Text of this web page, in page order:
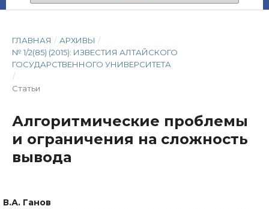
ГЛАВНАЯ / АРХИВЫ /
№ 1/2(85) (2015): ИЗВЕСТИЯ АЛТАЙСКОГО
ГОСУДАРСТВЕННОГО УНИВЕРСИТЕТА
/
Статьи
Алгоритмические проблемы
и ограничения на сложность
вывода
В.А. Ганов